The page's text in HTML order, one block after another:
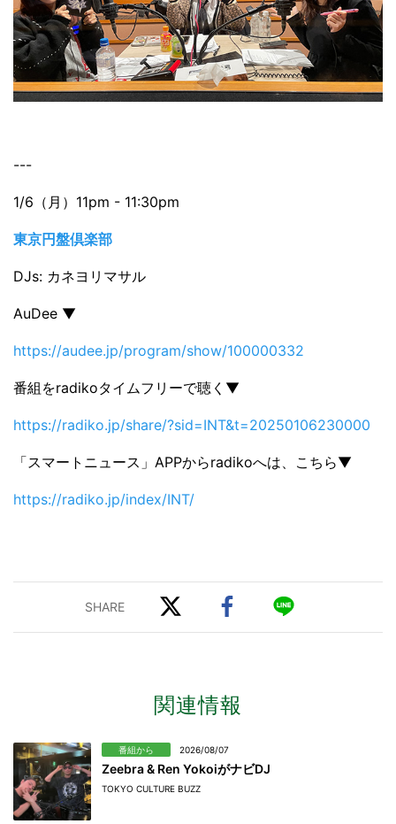
---
1/6（月）11pm - 11:30pm
東京円盤倶楽部
DJs: カネヨリマサル
AuDee ▼
https://audee.jp/program/show/100000332
番組をradikoタイムフリーで聴く▼
https://radiko.jp/share/?sid=INT&t=20250106230000
「スマートニュース」APPからradikoへは、こちら▼
https://radiko.jp/index/INT/
関連情報
番組から 2026/08/07
Zeebra & Ren YokoiがナビDJ
TOKYO CULTURE BUZZ